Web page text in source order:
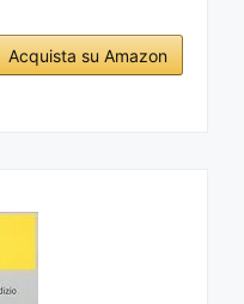
Acquista su Amazon